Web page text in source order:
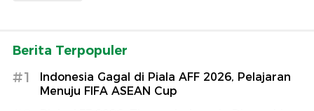
Berita Terpopuler
#1
Indonesia Gagal di Piala AFF 2026, Pelajaran
Menuju FIFA ASEAN Cup